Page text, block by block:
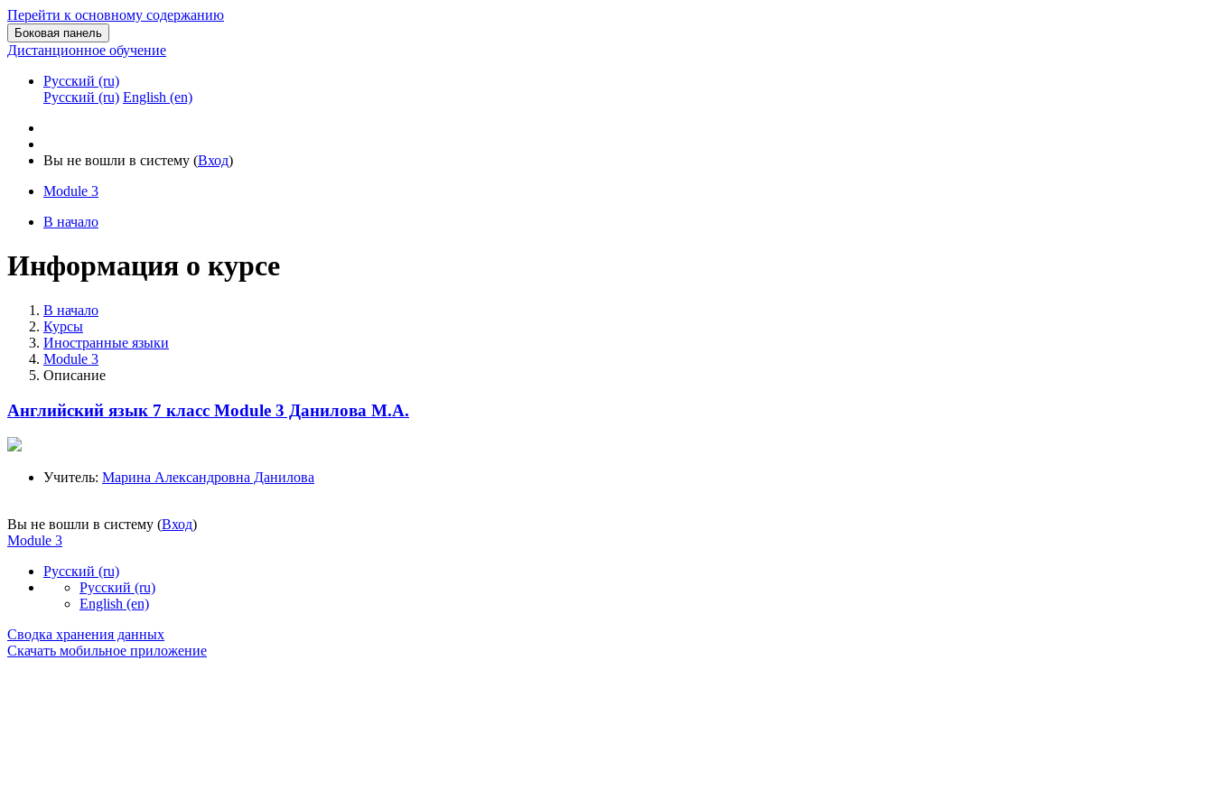
Перейти к основному содержанию
Боковая панель
Дистанционное обучение
Русский ‎(ru)‎
Русский ‎(ru)‎ English ‎(en)‎
Вы не вошли в систему (Вход)
Module 3
В начало
Информация о курсе
В начало
Курсы
Иностранные языки
Module 3
Описание
Английский язык 7 класс Module 3 Данилова М.А.
Учитель: Марина Александровна Данилова
Вы не вошли в систему (Вход)
Module 3
Русский ‎(ru)‎
Русский ‎(ru)‎
English ‎(en)‎
Сводка хранения данных
Скачать мобильное приложение